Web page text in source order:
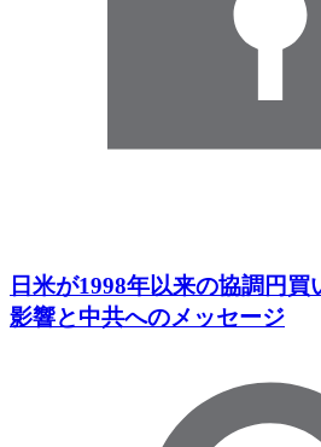
日米が1998年以来の協調円
影響と中共へのメッセージ